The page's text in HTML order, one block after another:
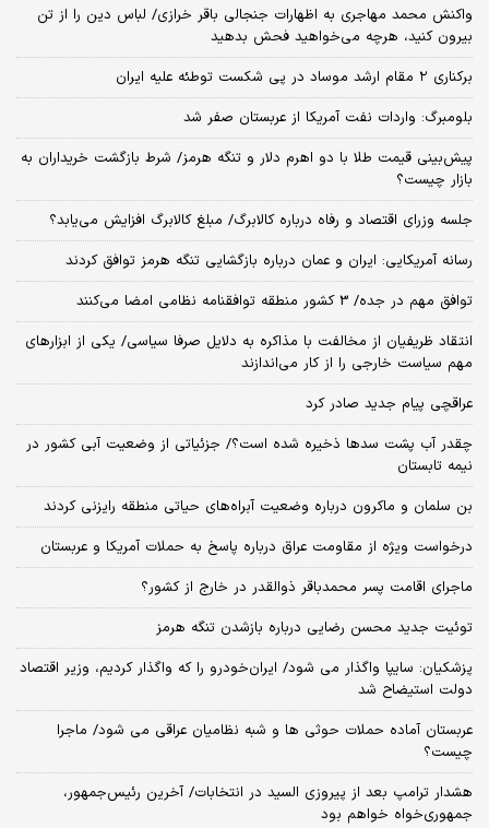
واکنش محمد مهاجری به اظهارات جنجالی باقر خرازی/ لباس دین را از تن
بیرون کنید، هرچه می‌خواهید فحش بدهید
برکناری ۲ مقام‌ ارشد موساد در پی شکست توطئه علیه ایران
بلومبرگ: واردات نفت آمریکا از عربستان صفر شد
پیش‌بینی قیمت طلا با دو اهرم دلار و تنگه هرمز/ شرط بازگشت خریداران به
بازار چیست؟
جلسه وزرای اقتصاد و رفاه درباره کالابرگ/ مبلغ کالابرگ افزایش می‌یابد؟
رسانه آمریکایی: ایران و عمان درباره بازگشایی تنگه هرمز توافق کردند
توافق مهم در جده/ 3 کشور منطقه توافقنامه نظامی امضا می‌کنند
انتقاد ظریفیان از مخالفت با مذاکره به دلایل صرفا سیاسی/ یکی از ابزارهای
مهم سیاست خارجی را از کار می‌اندازند
عراقچی پیام جدید صادر کرد
چقدر آب پشت سدها ذخیره شده است؟/ جزئیاتی از وضعیت آبی کشور در
نیمه تابستان
بن سلمان و ماکرون درباره وضعیت آبراه‌های حیاتی منطقه رایزنی کردند
درخواست ویژه از مقاومت عراق درباره پاسخ به حملات آمریکا و عربستان
ماجرای اقامت پسر محمدباقر ذوالقدر در خارج از کشور؟
توئیت جدید محسن رضایی درباره بازشدن تنگه هرمز
پزشکیان: سایپا واگذار می شود/ ایران‌خودرو را که واگذار کردیم، وزیر اقتصاد
دولت استیضاح شد
عربستان آماده حملات حوثی ها و شبه نظامیان عراقی می شود/ ماجرا
چیست؟
هشدار ترامپ بعد از پیروزی السید در انتخابات/ آخرین رئیس‌جمهور،
جمهوری‌خواه خواهم بود